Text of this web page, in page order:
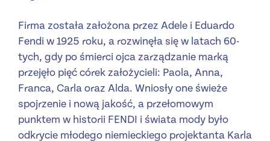
Firma została założona przez Adele i Eduardo
Fendi w 1925 roku, a rozwinęła się w latach 60-
tych, gdy po śmierci ojca zarządzanie marką
przejęło pięć córek założycieli: Paola, Anna,
Franca, Carla oraz Alda. Wniosły one świeże
spojrzenie i nową jakość, a przełomowym
punktem w historii FENDI i świata mody było
odkrycie młodego niemieckiego projektanta Karla